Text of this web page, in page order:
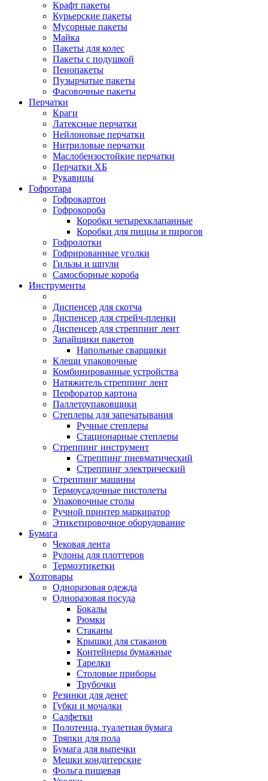
Крафт пакеты
Курьерские пакеты
Мусорные пакеты
Майка
Пакеты для колес
Пакеты с подушкой
Пенопакеты
Пузырчатые пакеты
Фасовочные пакеты
Перчатки
Краги
Латексные перчатки
Нейлоновые перчатки
Нитриловые перчатки
Маслобензостойкие перчатки
Перчатки ХБ
Рукавицы
Гофротара
Гофрокартон
Гофрокороба
Коробки четырехклапанные
Коробки для пиццы и пирогов
Гофролотки
Гофрированные уголки
Гильзы и шпули
Самосборные короба
Инструменты
Диспенсер для скотча
Диспенсер для стрейч-пленки
Диспенсер для стреппинг лент
Запайщики пакетов
Напольные сварщики
Клещи упаковочные
Комбинированные устройства
Натяжитель стреппинг лент
Перфоратор картона
Паллетоупаковщики
Степлеры для запечатывания
Ручные степлеры
Стационарные степлеры
Стреппинг инструмент
Стреппинг пневматический
Стреппинг электрический
Стреппинг машины
Термоусадочные пистолеты
Упаковочные столы
Ручной принтер маркиратор
Этикетировочное оборудование
Бумага
Чековая лента
Рулоны для плоттеров
Термоэтикетки
Хозтовары
Одноразовая одежда
Одноразовая посуда
Бокалы
Рюмки
Стаканы
Крышки для стаканов
Контейнеры бумажные
Тарелки
Столовые приборы
Трубочки
Резинки для денег
Губки и мочалки
Салфетки
Полотенца, туалетная бумага
Тряпки для пола
Бумага для выпечки
Мешки кондитерские
Фольга пищевая